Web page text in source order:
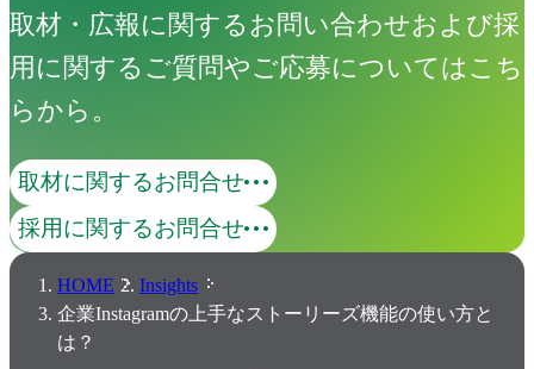
取材・広報に関するお問い合わせおよび採
用に関するご質問やご応募についてはこち
らから。
取材に関するお問合せ
採用に関するお問合せ
HOME
Insights
企業Instagramの上手なストーリーズ機能の使い方と
は？